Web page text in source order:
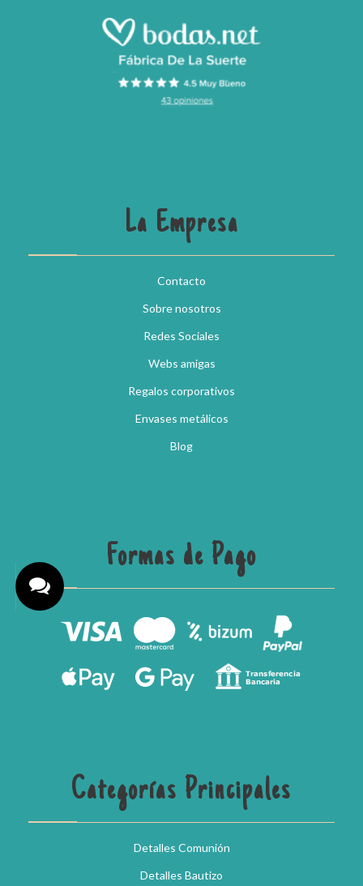
La Empresa
Contacto
Sobre nosotros
Redes Sociales
Webs amigas
Regalos corporativos
Envases metálicos
Blog
Formas de Pago
Categorías Principales
Detalles Comunión
Detalles Bautizo